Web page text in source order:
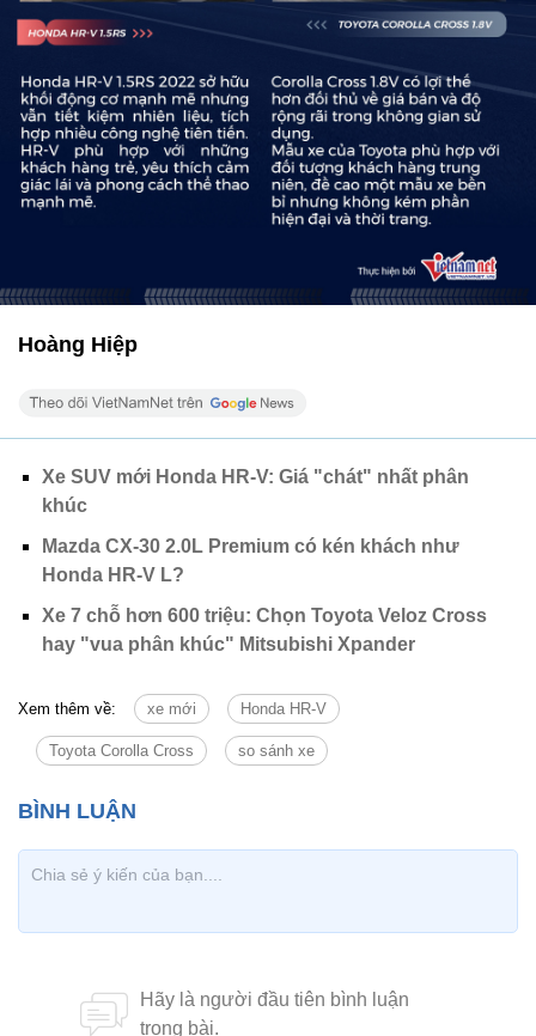
Hoàng Hiệp
Xe SUV mới Honda HR-V: Giá "chát" nhất phân
khúc
Mazda CX-30 2.0L Premium có kén khách như
Honda HR-V L?
Xe 7 chỗ hơn 600 triệu: Chọn Toyota Veloz Cross
hay "vua phân khúc" Mitsubishi Xpander
Xem thêm về: xe mới Honda HR-V
Toyota Corolla Cross so sánh xe